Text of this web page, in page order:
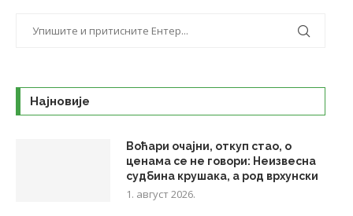
Најновије
Воћари очајни, откуп стао, о
ценама се не говори: Неизвесна
судбина крушака, а род врхунски
1. август 2026.